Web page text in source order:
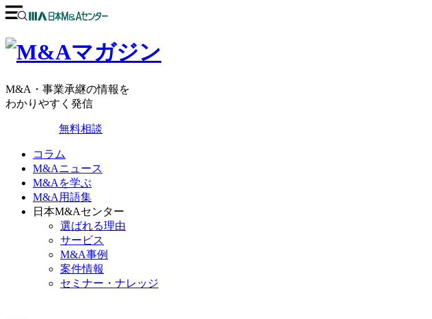
M&A・事業承継の情報を
わかりやすく発信
無料相談
コラム
M&Aニュース
M&Aを学ぶ
M&A用語集
日本M&Aセンター
選ばれる理由
サービス
M&A事例
案件情報
セミナー・ナレッジ